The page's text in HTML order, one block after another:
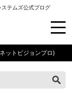
テムズ公式ブログ
ットビジョンプロ)